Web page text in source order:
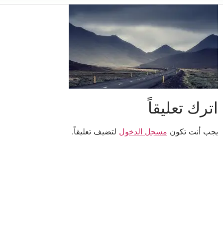
اترك تعليقاً
يجب أنت تكون مسجل الدخول لتضيف تعليقاً.